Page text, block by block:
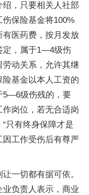
，只要相关人社部
保险基金将100%
医药费，按月发放
定，属于1—4级伤
动关系，允许其继
基金以本人工资的
5—6级伤残的，要
岗位，若无合适岗
只有终身保障才是
工作受伤后有尊严
一切都有据可依。
负责人表示，商业